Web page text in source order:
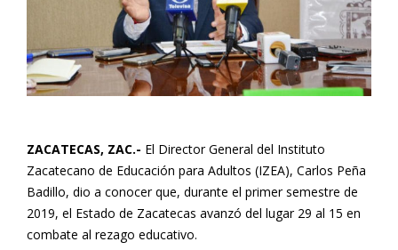
ZACATECAS, ZAC.- El Director General del Instituto
Zacatecano de Educación para Adultos (IZEA), Carlos Peña
Badillo, dio a conocer que, durante el primer semestre de
2019, el Estado de Zacatecas avanzó del lugar 29 al 15 en
combate al rezago educativo.